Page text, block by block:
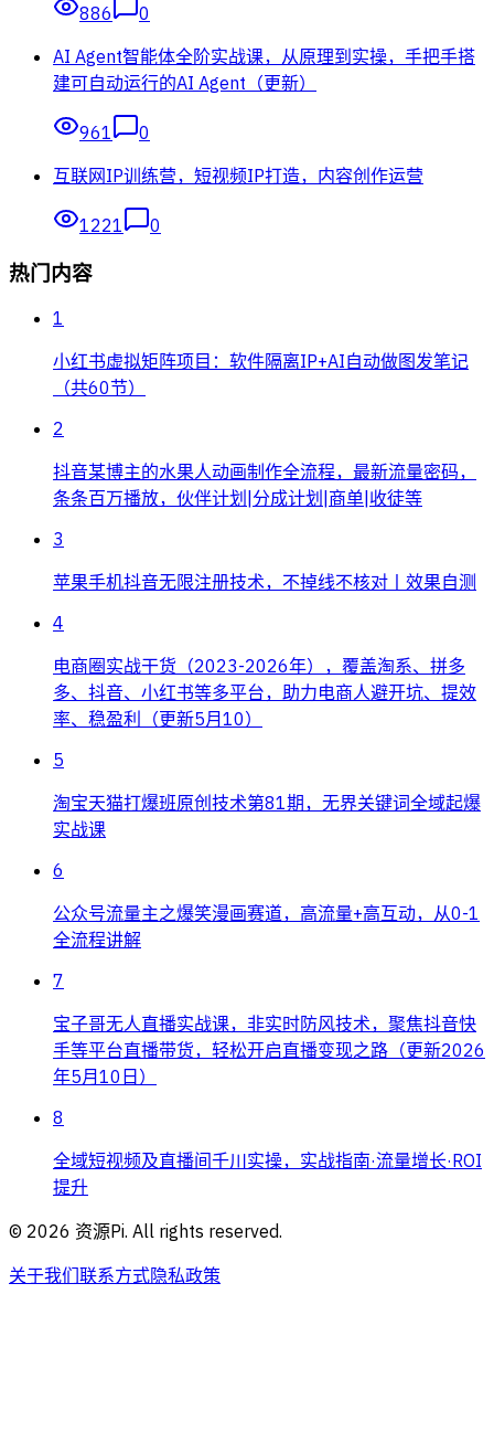
886
0
AI Agent智能体全阶实战课，从原理到实操，手把手搭
建可自动运行的AI Agent（更新）
961
0
互联网IP训练营，短视频IP打造，内容创作运营
1221 0
热门内容
1
小红书虚拟矩阵项目：软件隔离IP+AI自动做图发笔记
（共60节）
2
抖音某博主的水果人动画制作全流程，最新流量密码，
条条百万播放，伙伴计划|分成计划|商单|收徒等
3
苹果手机抖音无限注册技术，不掉线不核对丨效果自测
4
电商圈实战干货（2023-2026年），覆盖淘系、拼多
多、抖音、小红书等多平台，助力电商人避开坑、提效
率、稳盈利（更新5月10）
5
淘宝天猫打爆班原创技术第81期，无界关键词全域起爆
实战课
6
公众号流量主之爆笑漫画赛道，高流量+高互动，从0-1
全流程讲解
7
宝子哥无人直播实战课，非实时防风技术，聚焦抖音快
手等平台直播带货，轻松开启直播变现之路（更新2026
年5月10日）
8
全域短视频及直播间千川实操，实战指南·流量增长·ROI
提升
© 2026 资源Pi. All rights reserved.
关于我们联系方式隐私政策